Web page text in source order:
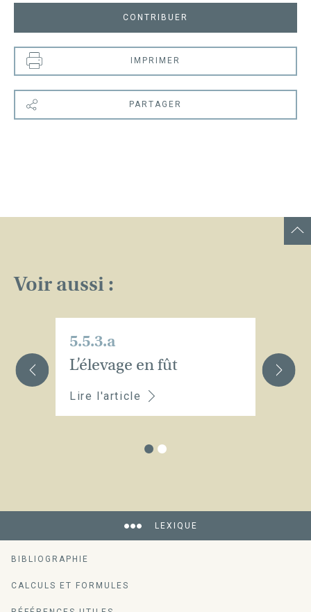
CONTRIBUER
IMPRIMER
PARTAGER
Voir aussi :
5.5.3.a
L’élevage en fût
Lire l'article
LEXIQUE
BIBLIOGRAPHIE
CALCULS ET FORMULES